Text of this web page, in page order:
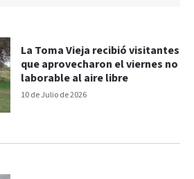
10 de Julio de 2026
La Toma Vieja recibió visitantes
que aprovecharon el viernes no
laborable al aire libre